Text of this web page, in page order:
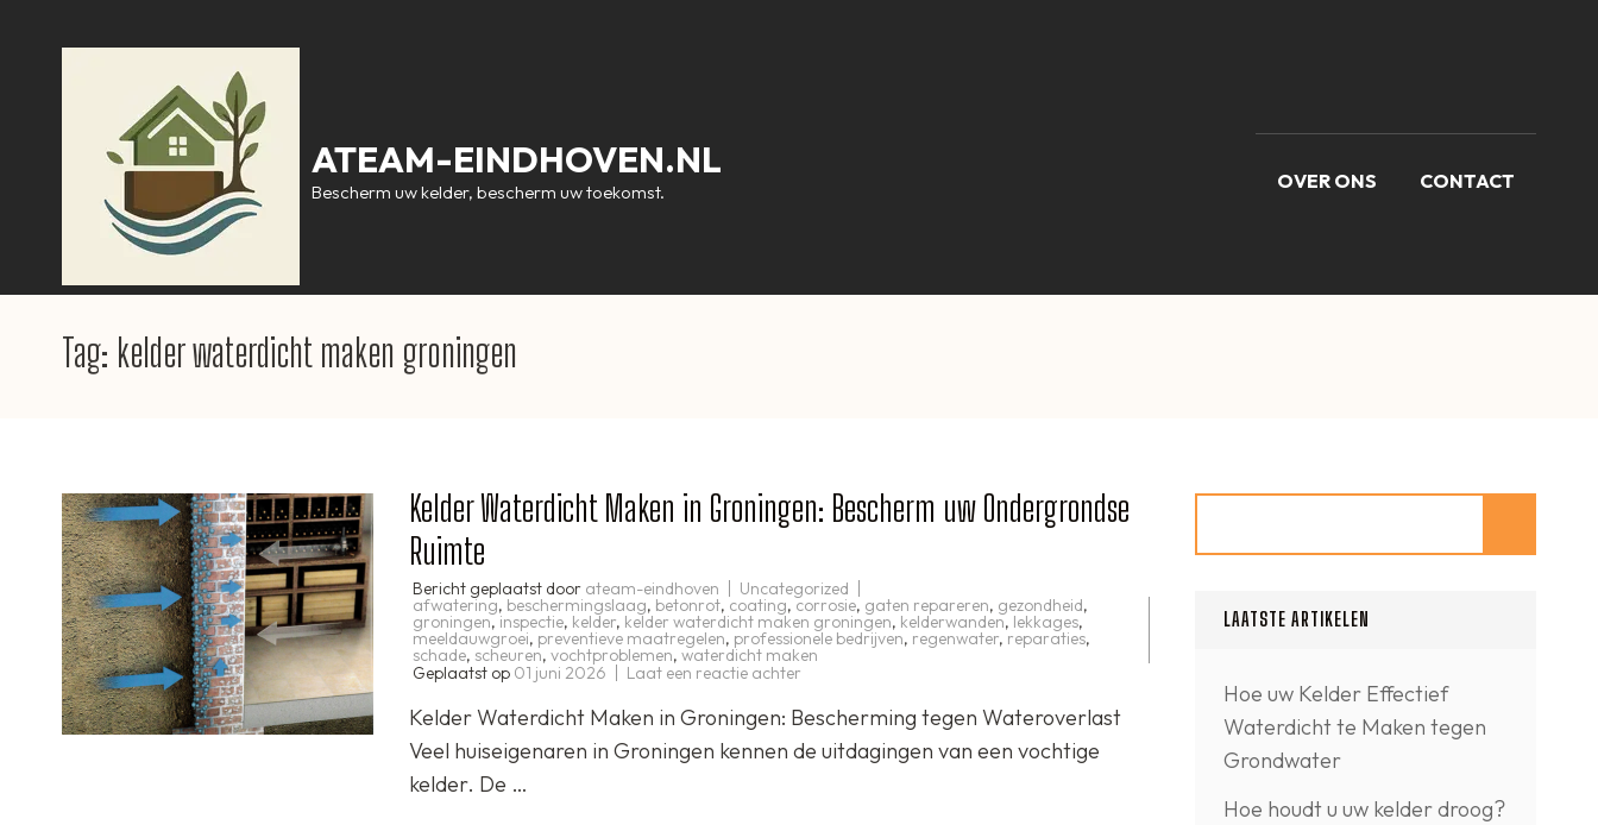
ATEAM-EINDHOVEN.NL
Bescherm uw kelder, bescherm uw toekomst. OVER ONS CONTACT
Tag: kelder waterdicht maken groningen
Kelder Waterdicht Maken in Groningen: Bescherm uw Ondergrondse
Ruimte
Bericht geplaatst door ateam-eindhoven Uncategorized
afwatering, beschermingslaag, betonrot, coating, corrosie, gaten repareren, gezondheid,
groningen, inspectie, kelder, kelder waterdicht maken groningen, kelderwanden, lekkages,
meeldauwgroei, preventieve maatregelen, professionele bedrijven, regenwater, reparaties,
schade, scheuren, vochtproblemen, waterdicht maken
Geplaatst op 01 juni 2026 Laat een reactie achter
Waterdicht
Maken
in
Groningen:
Kelder Waterdicht Maken in Groningen: Bescherming tegen Wateroverlast
Veel huiseigenaren in Groningen kennen de uitdagingen van een vochtige
kelder. De …
LAATSTE ARTIKELEN
Hoe uw Kelder Effectief
Waterdicht te Maken tegen
Grondwater
Hoe houdt u uw kelder droog?